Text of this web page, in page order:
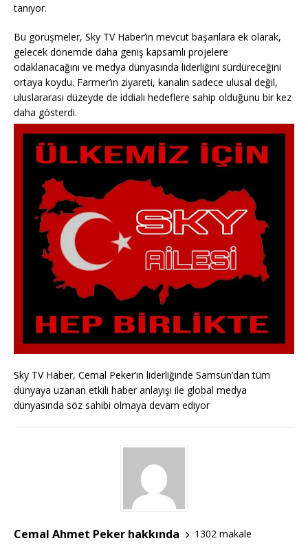
tanıyor.
Bu görüşmeler, Sky TV Haber’in mevcut başarılara ek olarak,
gelecek dönemde daha geniş kapsamlı projelere
odaklanacağını ve medya dünyasında liderliğini sürdüreceğini
ortaya koydu. Farmer’ın ziyareti, kanalın sadece ulusal değil,
uluslararası düzeyde de iddialı hedeflere sahip olduğunu bir kez
daha gösterdi.
Sky TV Haber, Cemal Peker’in liderliğinde Samsun’dan tüm
dünyaya uzanan etkili haber anlayışı ile global medya
dünyasında söz sahibi olmaya devam ediyor
Cemal Ahmet Peker hakkında
1302 makale